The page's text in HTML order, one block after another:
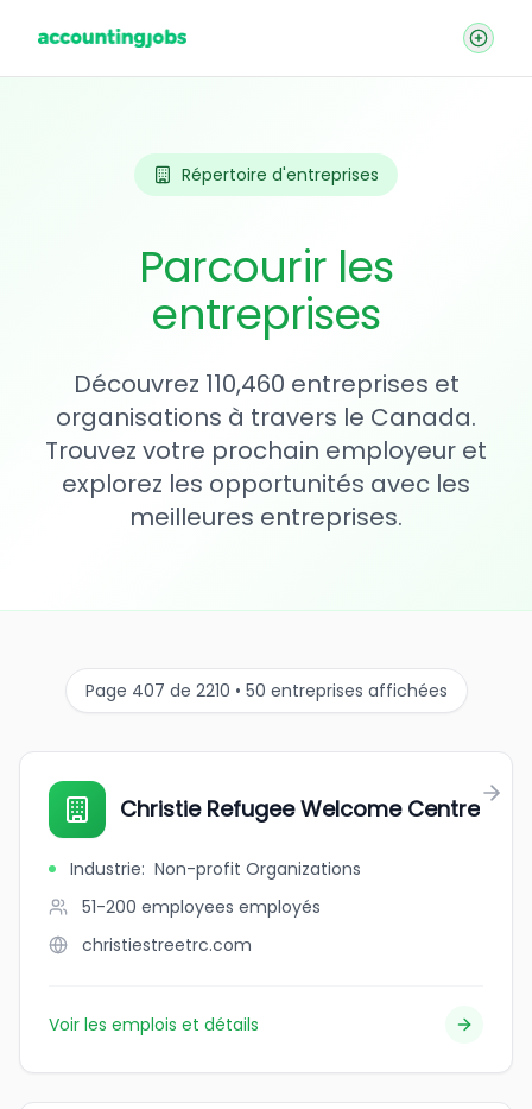
Répertoire d'entreprises
Parcourir les
entreprises
Découvrez 110,460 entreprises et
organisations à travers le Canada.
Trouvez votre prochain employeur et
explorez les opportunités avec les
meilleures entreprises.
Page 407 de 2210 • 50 entreprises affichées
Christie Refugee Welcome Centre
Industrie: Non-profit Organizations
51-200 employees employés
christiestreetrc.com
Voir les emplois et détails